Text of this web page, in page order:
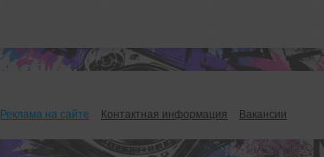
Реклама на сайте Контактная информация Вакансии